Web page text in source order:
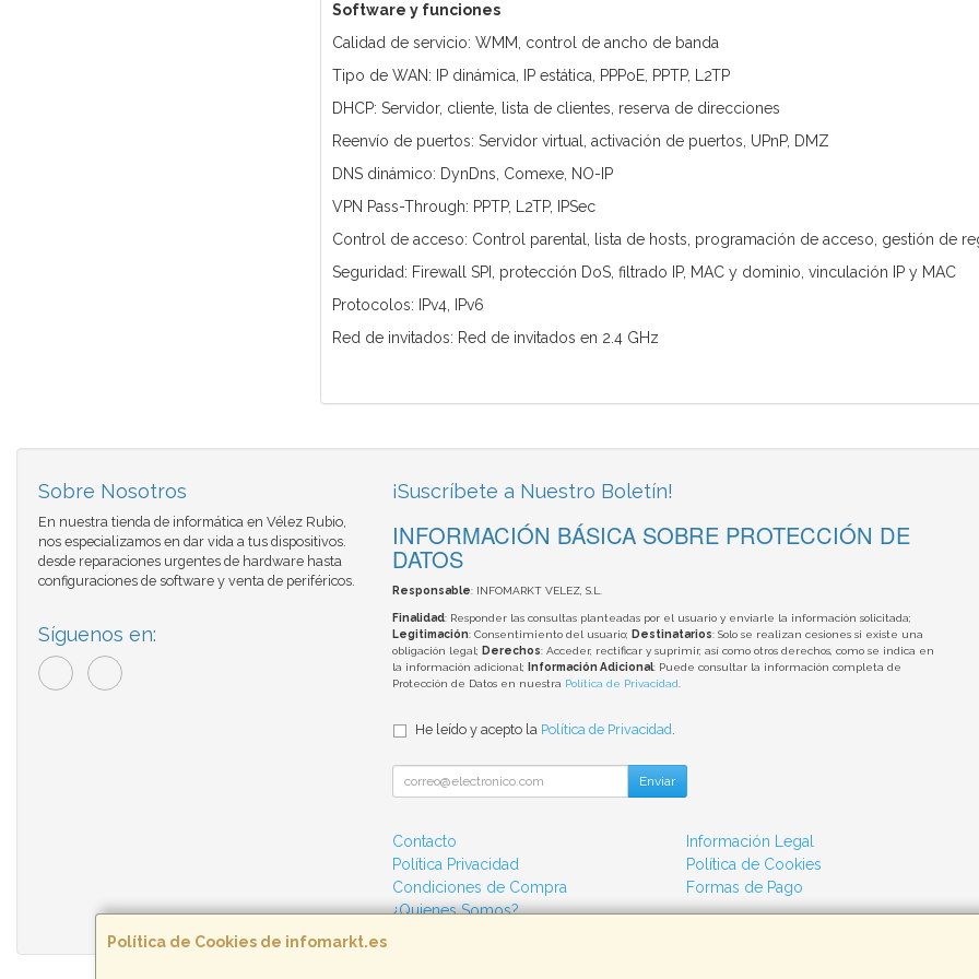
Software y funciones
Calidad de servicio: WMM, control de ancho de banda
Tipo de WAN: IP dinámica, IP estática, PPPoE, PPTP, L2TP
DHCP: Servidor, cliente, lista de clientes, reserva de direcciones
Reenvío de puertos: Servidor virtual, activación de puertos, UPnP, DMZ
DNS dinámico: DynDns, Comexe, NO-IP
VPN Pass-Through: PPTP, L2TP, IPSec
Control de acceso: Control parental, lista de hosts, programación de acceso, gestión de
Seguridad: Firewall SPI, protección DoS, filtrado IP, MAC y dominio, vinculación IP y MAC
Protocolos: IPv4, IPv6
Red de invitados: Red de invitados en 2.4 GHz
Política de Cookies de infomarkt.es
Sobre Nosotros
En nuestra tienda de informática en Vélez Rubio,
nos especializamos en dar vida a tus dispositivos.
desde reparaciones urgentes de hardware hasta
configuraciones de software y venta de periféricos.
Síguenos en:
¡Suscríbete a Nuestro Boletín!
INFORMACIÓN BÁSICA SOBRE PROTECCIÓN DE
DATOS
Responsable: INFOMARKT VELEZ, S.L.
Finalidad: Responder las consultas planteadas por el usuario y enviarle la información solicitada;
Legitimación: Consentimiento del usuario; Destinatarios: Solo se realizan cesiones si existe una
obligación legal; Derechos: Acceder, rectificar y suprimir, así como otros derechos, como se indica en
la información adicional;
Información Adicional: Puede consultar la información completa de
Protección de Datos en nuestra Política de Privacidad.
He leído y acepto la Política de Privacidad.
Enviar
Contacto
Información Legal
Política Privacidad
Política de Cookies
Condiciones de Compra
Formas de Pago
¿Quienes Somos?